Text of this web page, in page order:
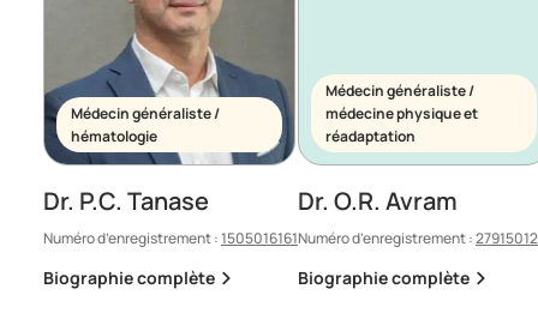
Médecin généraliste /
hématologie
Dr. P.C. Tanase
Numéro d’enregistrement :1505016161
Biographie complète
Médecin généraliste /
médecine physique et
réadaptation
Dr. O.R. Avram
Numéro d’enregistrement :
Biographie complète